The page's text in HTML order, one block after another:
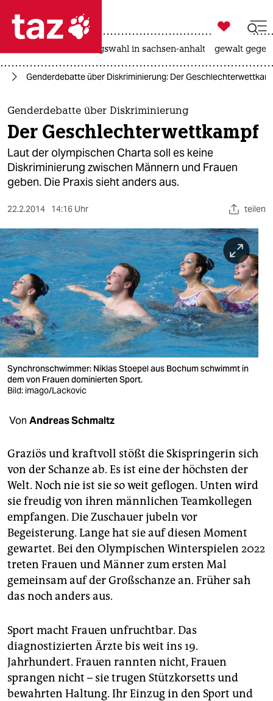
 taz zahl ich
taz zahl ich
themen
politik
öko
gesellschaft
sport
berlin
nord
wahrheit
verlag
verlag
shop
fragen & hilfe
unterstützen
abo
genossenschaft
epaper login

taz zahl ich
landtagswahl in sachsen-anhalt gewalt
Genderdebatte über Diskriminierung: Der
Genderdebatte über Diskriminierung
Der Geschlechterwettkampf
Laut der olympischen Charta soll es keine
Diskriminierung zwischen Männern und Frauen
geben. Die Praxis sieht anders aus.
22.2.2014 14:16 Uhr teilen
Synchronschwimmer: Niklas Stoepel aus Bochum schwimmt in
dem von Frauen dominierten Sport.
Bild: imago/Lackovic
Von Andreas Schmaltz
Graziös und kraftvoll stößt die Skispringerin sich
von der Schanze ab. Es ist eine der höchsten der
Welt. Noch nie ist sie so weit geflogen. Unten wird
sie freudig von ihren männlichen Teamkollegen
empfangen. Die Zuschauer jubeln vor
Begeisterung. Lange hat sie auf diesen Moment
gewartet. Bei den Olympischen Winterspielen 2022
treten Frauen und Männer zum ersten Mal
gemeinsam auf der Großschanze an. Früher sah
das noch anders aus.
Sport macht Frauen unfruchtbar. Das
diagnostizierten Ärzte bis weit ins 19.
Jahrhundert. Frauen rannten nicht, Frauen
sprangen nicht – sie trugen Stützkorsetts und
bewahrten Haltung. Ihr Einzug in den Sport und